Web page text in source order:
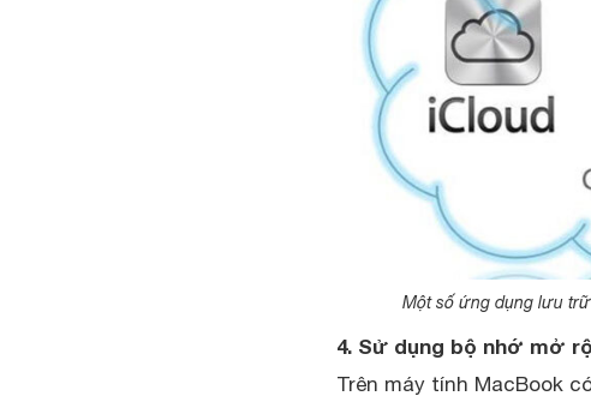
Một số ứng dụng lưu
4. Sử dụng bộ nhớ mở
Trên máy tính MacBook